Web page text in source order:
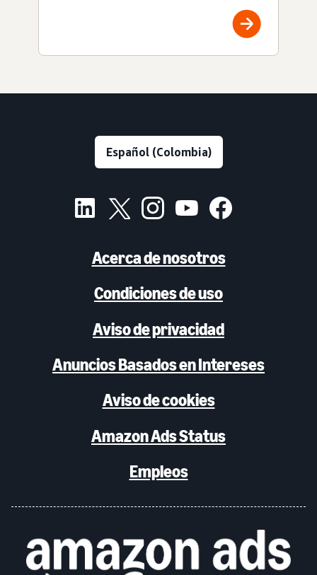
Acerca de nosotros
Condiciones de uso
Aviso de privacidad
Anuncios Basados en Intereses
Aviso de cookies
Amazon Ads Status
Empleos